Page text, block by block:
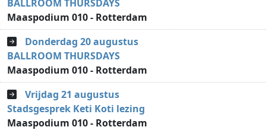
BALLROOM THURSDAYS
Maaspodium 010 - Rotterdam
Donderdag 20 augustus
BALLROOM THURSDAYS
Maaspodium 010 - Rotterdam
Vrijdag 21 augustus
Stadsgesprek Keti Koti lezing
Maaspodium 010 - Rotterdam